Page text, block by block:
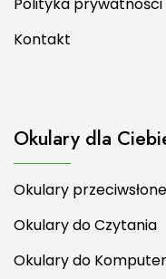
Polityka prywatności
Kontakt
Okulary dla
Okulary
Okulary do Czytania
Okulary do